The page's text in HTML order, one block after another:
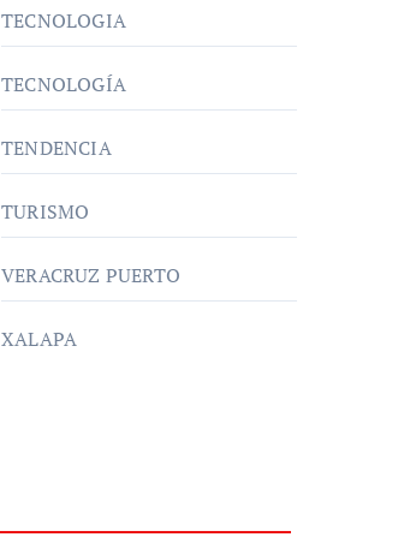
TECNOLOGIA
TECNOLOGÍA
TENDENCIA
TURISMO
VERACRUZ PUERTO
XALAPA